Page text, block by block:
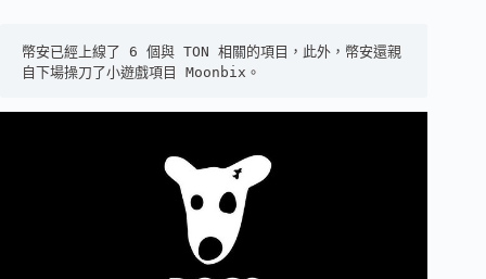
幣安已經上線了 6 個與 TON 相關的項目，此外，幣安還親
自下場操刀了小遊戲項目 Moonbix。